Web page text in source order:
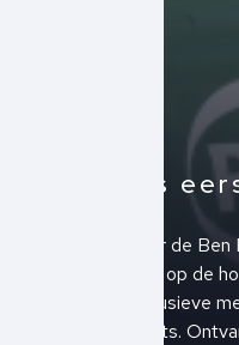
Altijd als
Schrijf je in voor de
altijd als eerste op de
collecties, exclusieve
upcoming events.